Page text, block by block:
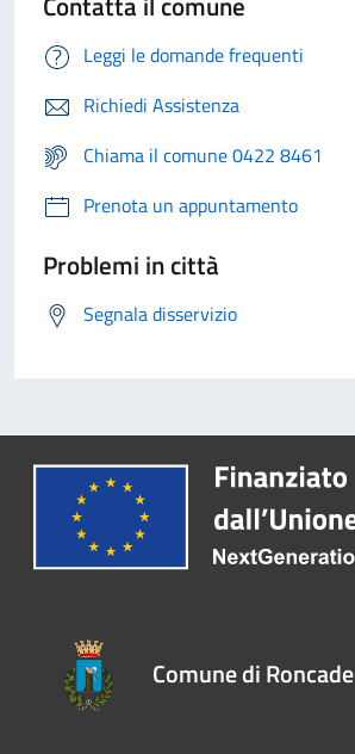
Leggi le domande frequenti
Richiedi Assistenza
Chiama il comune 0422 8461
Prenota un appuntamento
Problemi in città
Segnala disservizio
Comune di Roncade